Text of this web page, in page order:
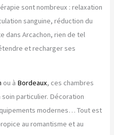
sont nombreux : relaxation
sanguine, réduction du
dans Arcachon, rien de tel
et recharger ses
ou à Bordeaux, ces chambres
particulier. Décoration
modernes… Tout est
au romantisme et au